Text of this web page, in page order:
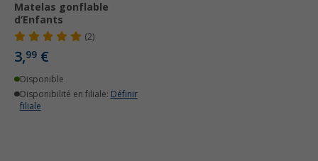
Matelas gonflable
d’Enfants
(2)
3,99 €
Disponible
Disponibilité en filiale: Définir
filiale